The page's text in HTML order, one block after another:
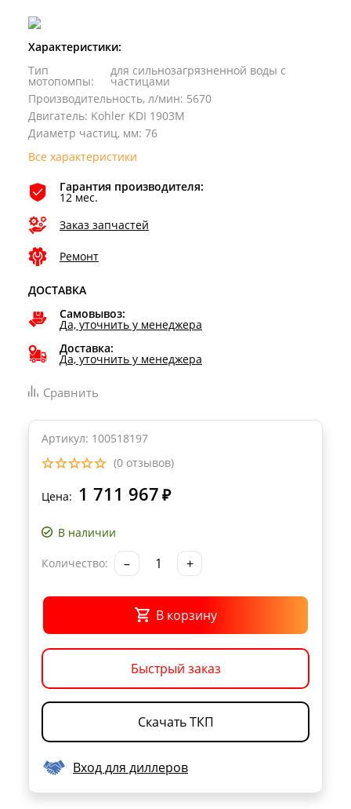
Характеристики:
Тип
мотопомпы:
для сильнозагрязненной воды с
частицами
Производительность, л/мин: 5670
Двигатель: Kohler KDI 1903M
Диаметр частиц, мм: 76
Все характеристики
Гарантия производителя:
12 мес.
Заказ запчастей
Ремонт
ДОСТАВКА
Самовывоз:
Да, уточнить у менеджера
Доставка:
Да, уточнить у менеджера
Сравнить
Артикул: 100518197
(0 отзывов)
Цена: 1 711 967 ₽
В наличии
Количество: – +
В корзину
Быстрый заказ
Скачать ТКП
Вход для диллеров